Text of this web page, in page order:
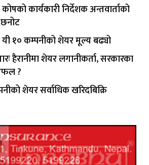
कार्यकारी निर्देशक अन्तवार्ताको
यी १० कम्पनीको शेयर मूल्य बढ्यो
हैरानीमा शेयर लगानीकर्ता, सरकारका
?
शेयर सर्वाधिक खरिदबिक्रि